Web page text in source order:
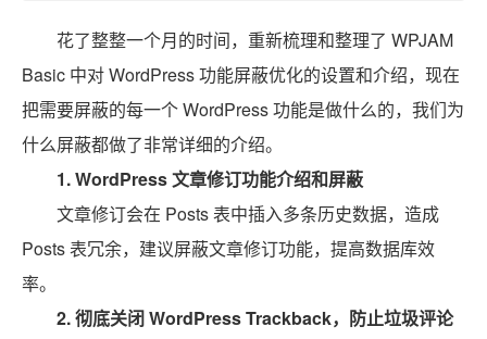
花了整整一个月的时间，重新梳理和整理了 WPJAM
Basic 中对 WordPress 功能屏蔽优化的设置和介绍，现在
把需要屏蔽的每一个 WordPress 功能是做什么的，我们为
什么屏蔽都做了非常详细的介绍。
1.WordPress 文章修订功能介绍和屏蔽
文章修订会在 Posts 表中插入多条历史数据，造成
Posts 表冗余，建议屏蔽文章修订功能，提高数据库效
率。
2.彻底关闭 WordPress Trackback，防止垃圾评论